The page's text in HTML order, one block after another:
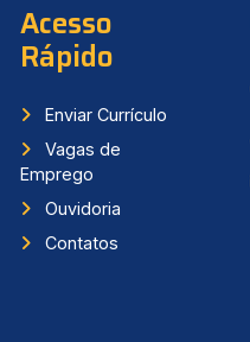
Acesso
Rápido
Enviar Currículo
Vagas de
Emprego
Ouvidoria
Contatos